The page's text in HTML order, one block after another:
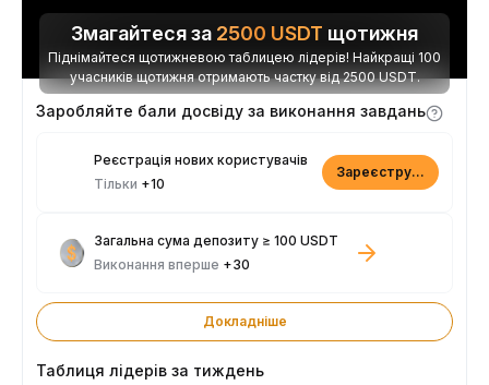
Змагайтеся за 2500 USDT щотижня
Піднімайтеся щотижневою таблицею лідерів! Найкращі 100
учасників щотижня отримають частку від 2500 USDT.
Заробляйте бали досвіду за виконання завдань
Реєстрація нових користувачів
Тільки +10
Зареєструватися
Загальна сума депозиту ≥ 100 USDT
Виконання вперше +30
Докладніше
Таблиця лідерів за тиждень